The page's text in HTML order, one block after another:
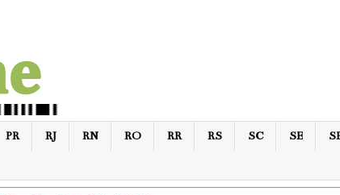
PR RJ RN RO RR RS SC SE